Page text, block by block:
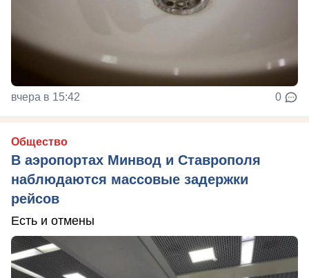
вчера в 15:42 0
Общество
В аэропортах Минвод и Ставрополя
наблюдаются массовые задержки
рейсов
Есть и отмены